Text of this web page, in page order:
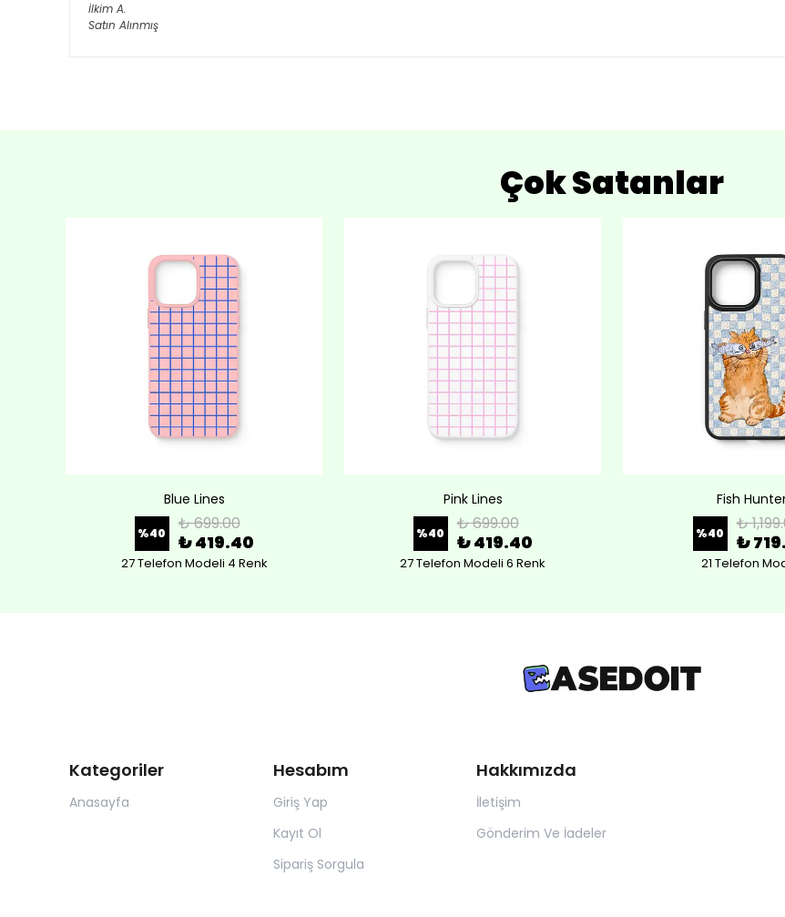
İlkim A.
Satın Alınmış
Çok Satanlar
Blue Lines
%40 ₺ 699.00
₺ 419.40
27 Telefon Modeli 4 Renk
Pink Lines
%40 ₺ 699.00
₺ 419.40
27 Telefon Modeli 6 Renk
Fish
%40 ₺
₺
21 Telefon
Kategoriler
Anasayfa
Hesabım
Giriş Yap
Kayıt Ol
Sipariş Sorgula
Hakkımızda
İletişim
Gönderim Ve İadeler